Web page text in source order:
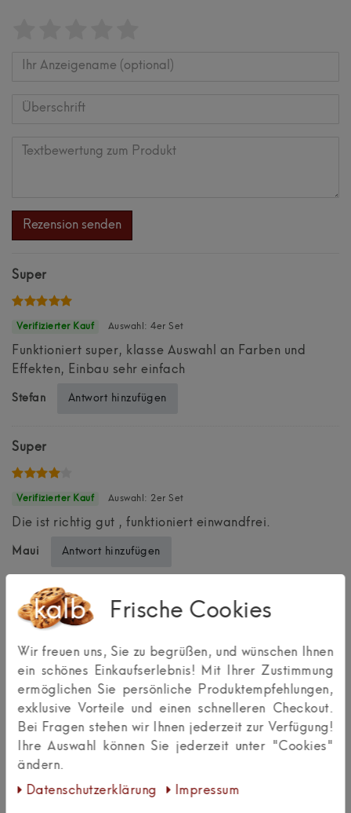
von
von
von
von
von
Anzeigename
zum
Produkt
Rezension senden
Super
Auswahl: 4er Set
Funktioniert super, klasse Auswahl an Farben und
Effekten, Einbau sehr einfach
Stefan Antwort hinzufügen
Super
Auswahl: 2er Set
Die ist richtig gut , funktioniert einwandfrei.
Maui Antwort hinzufügen
Einfach super, besser gehts nicht für den Preis
Auswahl: 2er Set
So jetzt muss ich meinen Senf auch mal dazu geben ;)
Also vorweg, der Händler ist einwandfrei, super
schnelle Lieferung (1 Tag), schnelle Beantwortung von
Fragen per E-mail, so soll es sein!
Und zu der Beleuchtung, was will man mehr für den
Preis, allerlei verschiedene Farben und Modi zum
einstellen, und das Beste, keinen doofen Fussschalter!
Frische Cookies
Wir freuen uns, Sie zu begrüßen, und wünschen Ihnen
ein schönes Einkaufserlebnis! Mit Ihrer Zustimmung
ermöglichen Sie persönliche Produktempfehlungen,
exklusive Vorteile und einen schnelleren Checkout.
Bei Fragen stehen wir Ihnen jederzeit zur Verfügung!
Ihre Auswahl können Sie jederzeit unter "Cookies"
ändern.
Daten­schutz­erklärung
Impressum